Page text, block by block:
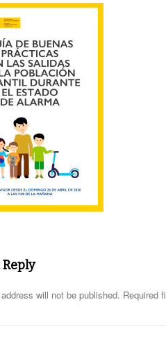
Reply
will not be published. Required